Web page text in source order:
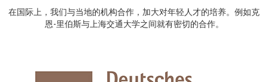
在国际上，我们与当地的机构合作，加大对年轻人才的培养。例如克
恩-里伯斯与上海交通大学之间就有密切的合作。